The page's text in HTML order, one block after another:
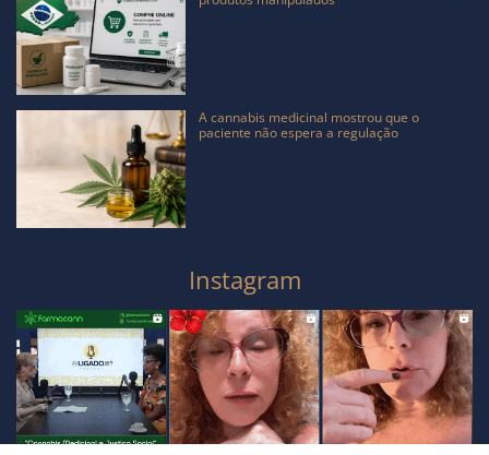
A cannabis medicinal mostrou que o
paciente não espera a regulação
Instagram